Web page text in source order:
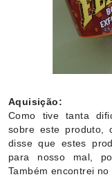
Aquisição:
Como tive tanta
sobre este produto,
disse que estes
para nosso mal,
Também encontrei